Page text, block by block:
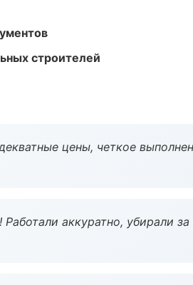
строителей
цены, четкое
аккуратно, убирали